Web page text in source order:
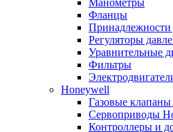
Манометры
Фланцы
Принадлежности
Регуляторы
Уравнительные
Фильтры
Honeywell
Газовые
Сервоприводы
Контроллеры и